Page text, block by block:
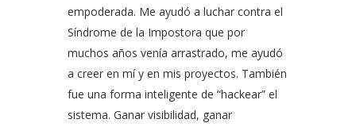
empoderada. Me ayudó a luchar contra el
Síndrome de la Impostora que por
muchos años venía arrastrado, me ayudó
a creer en mí y en mis proyectos. También
fue una forma inteligente de “hackear” el
sistema. Ganar visibilidad, ganar